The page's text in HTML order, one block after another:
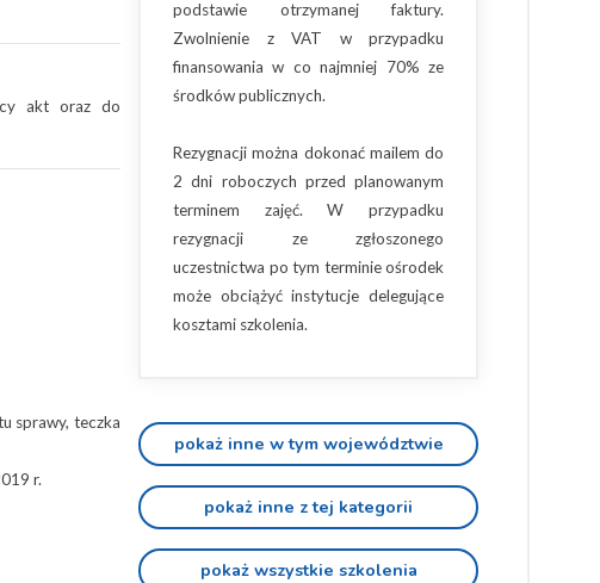
akt oraz do
sprawy, teczka
r.
podstawie otrzymanej faktury.
Zwolnienie z VAT w przypadku
finansowania w co najmniej 70% ze
środków publicznych.
Rezygnacji można dokonać mailem do
2 dni roboczych przed planowanym
terminem zajęć. W przypadku
rezygnacji ze zgłoszonego
uczestnictwa po tym terminie ośrodek
może obciążyć instytucje delegujące
kosztami szkolenia.
pokaż inne w tym województwie
pokaż inne z tej kategorii
pokaż wszystkie szkolenia